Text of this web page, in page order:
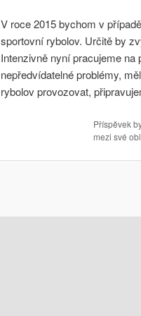
V roce 2015 bychom v
sportovní rybolov. Určitě by
Intenzivně nyní pracujeme
nepředvídatelné problémy,
rybolov provozovat,
Příspěvek
mezi své